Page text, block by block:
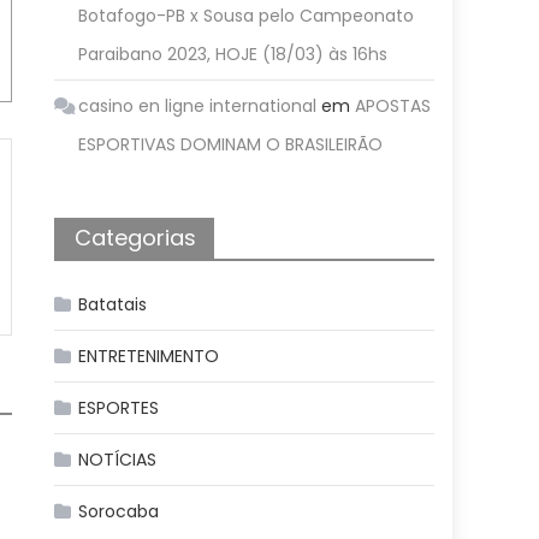
Botafogo-PB x Sousa pelo Campeonato
Paraibano 2023, HOJE (18/03) às 16hs
casino en ligne international emAPOSTAS
ESPORTIVAS DOMINAM O BRASILEIRÃO
Categorias
Batatais
ENTRETENIMENTO
ESPORTES
NOTÍCIAS
Sorocaba